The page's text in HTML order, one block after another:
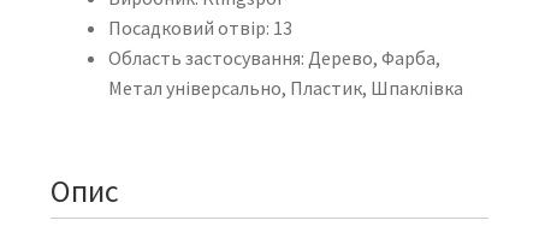
Посадковий отвір: 13
Область застосування: Дерево, Фарба,
Метал універсально, Пластик, Шпаклівка
Опис